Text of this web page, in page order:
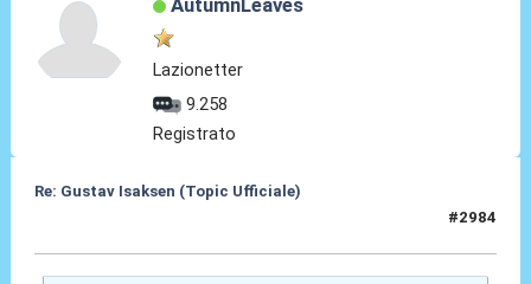
Lazionetter
9.258
Registrato
Re: Gustav Isaksen (Topic Ufficiale)
#2984